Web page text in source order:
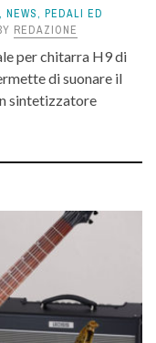
, NEWS, PEDALI ED
REDAZIONE
per chitarra H9 di
di suonare il
sintetizzatore